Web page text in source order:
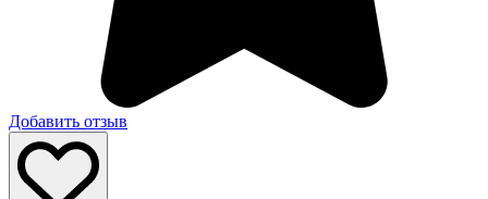
Добавить отзыв